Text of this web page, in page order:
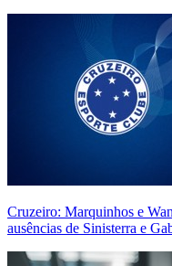
Cruzeiro: Marquinhos e
ausências de Sinisterra e